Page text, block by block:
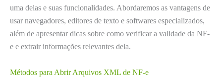
uma delas e suas funcionalidades. Abordaremos as vantagens de
usar navegadores, editores de texto e softwares especializados,
além de apresentar dicas sobre como verificar a validade da NF-
e e extrair informações relevantes dela.
Métodos para Abrir Arquivos XML de NF-e